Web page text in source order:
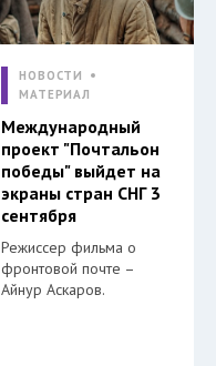
НОВОСТИ
МАТЕРИАЛ
Международный
проект "Почтальон
победы" выйдет на
экраны стран СНГ 3
сентября
Режиссер фильма о
фронтовой почте –
Айнур Аскаров.